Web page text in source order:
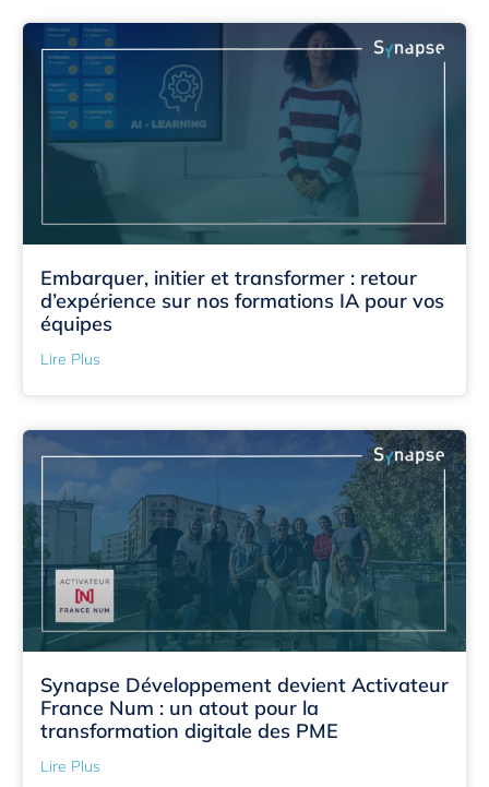
Embarquer, initier et transformer : retour
d’expérience sur nos formations IA pour vos
équipes
Lire Plus
Synapse Développement devient Activateur
France Num : un atout pour la
transformation digitale des PME
Lire Plus